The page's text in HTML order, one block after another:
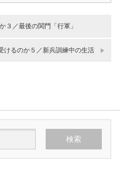
３／最後の関門「行軍」
けるのか５／新兵訓練中の生活